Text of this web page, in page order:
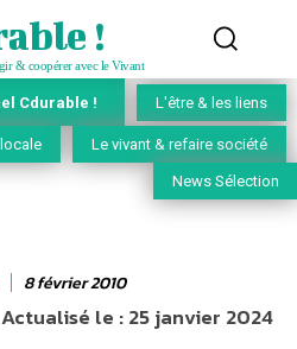
!
& coopérer avec le Vivant
Cdurable ! L'être & les liens
Le vivant & refaire société
News Sélection
8 février 2010
Actualisé le :25 janvier 2024